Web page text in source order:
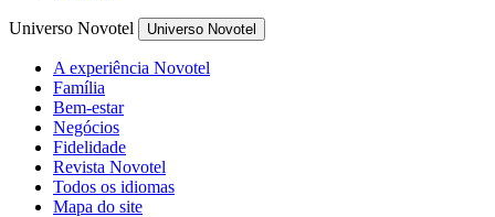
Universo Novotel Universo Novotel
A experiência Novotel
Família
Bem-estar
Negócios
Fidelidade
Revista Novotel
Todos os idiomas
Mapa do site